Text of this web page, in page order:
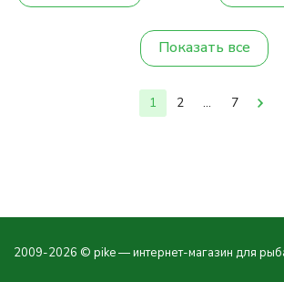
Показать все
1 2 ... 7
2009-2026 © pike — интернет-магазин для